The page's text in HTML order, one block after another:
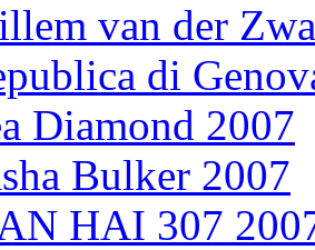
van der
di
Diamond 2007
Bulker 2007
HAI 307